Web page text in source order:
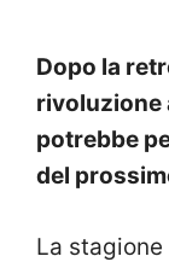
Dopo la
rivoluzione
potrebbe
del
La stagione